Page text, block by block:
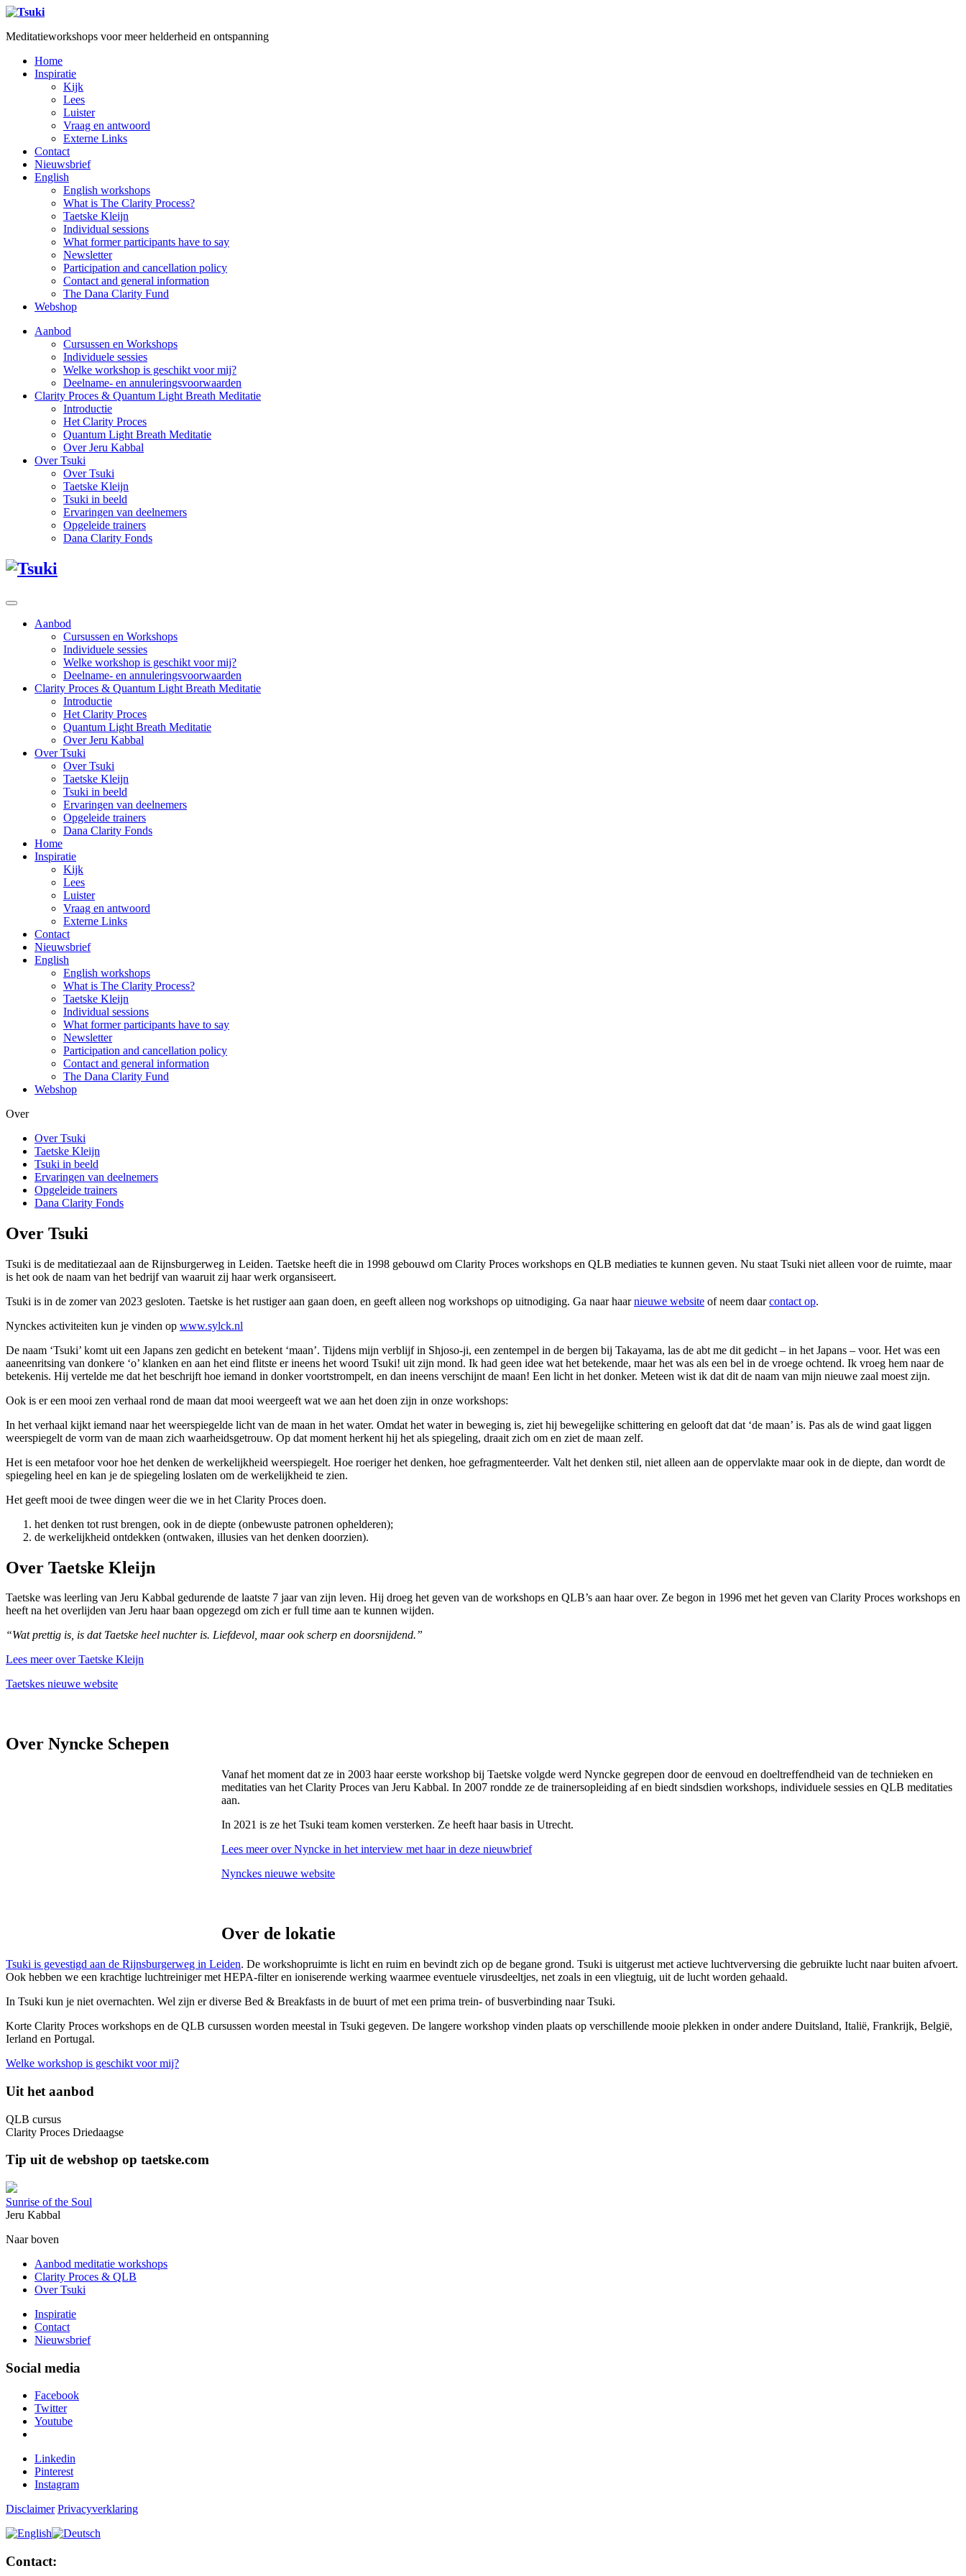
Meditatieworkshops voor meer helderheid en ontspanning
Home
Inspiratie
Kijk
Lees
Luister
Vraag en antwoord
Externe Links
Contact
Nieuwsbrief
English
English workshops
What is The Clarity Process?
Taetske Kleijn
Individual sessions
What former participants have to say
Newsletter
Participation and cancellation policy
Contact and general information
The Dana Clarity Fund
Webshop
Aanbod
Cursussen en Workshops
Individuele sessies
Welke workshop is geschikt voor mij?
Deelname- en annuleringsvoorwaarden
Clarity Proces & Quantum Light Breath Meditatie
Introductie
Het Clarity Proces
Quantum Light Breath Meditatie
Over Jeru Kabbal
Over Tsuki
Over Tsuki
Taetske Kleijn
Tsuki in beeld
Ervaringen van deelnemers
Opgeleide trainers
Dana Clarity Fonds
Aanbod
Cursussen en Workshops
Individuele sessies
Welke workshop is geschikt voor mij?
Deelname- en annuleringsvoorwaarden
Clarity Proces & Quantum Light Breath Meditatie
Introductie
Het Clarity Proces
Quantum Light Breath Meditatie
Over Jeru Kabbal
Over Tsuki
Over Tsuki
Taetske Kleijn
Tsuki in beeld
Ervaringen van deelnemers
Opgeleide trainers
Dana Clarity Fonds
Home
Inspiratie
Kijk
Lees
Luister
Vraag en antwoord
Externe Links
Contact
Nieuwsbrief
English
English workshops
What is The Clarity Process?
Taetske Kleijn
Individual sessions
What former participants have to say
Newsletter
Participation and cancellation policy
Contact and general information
The Dana Clarity Fund
Webshop
Over
Over Tsuki
Taetske Kleijn
Tsuki in beeld
Ervaringen van deelnemers
Opgeleide trainers
Dana Clarity Fonds
Over Tsuki
Tsuki is de meditatiezaal aan de Rijnsburgerweg in Leiden. Taetske heeft die in 1998 gebouwd om Clarity Proces workshops en QLB mediaties te kunnen geven. Nu staat Tsuki niet alleen voor de ruimte, maar
is het ook de naam van het bedrijf van waaruit zij haar werk organsiseert.
Tsuki is in de zomer van 2023 gesloten. Taetske is het rustiger aan gaan doen, en geeft alleen nog workshops op uitnodiging. Ga naar haarnieuwe website of neem daarcontact op.
Nynckes activiteiten kun je vinden op www.sylck.nl
De naam ‘Tsuki’ komt uit een Japans zen gedicht en betekent ‘maan’. Tijdens mijn verblijf in Shjoso-ji, een zentempel in de bergen bij Takayama, las de abt me dit gedicht – in het Japans – voor. Het was een
aaneenritsing van donkere ‘o’ klanken en aan het eind flitste er ineens het woord Tsuki! uit zijn mond. Ik had geen idee wat het betekende, maar het was als een bel in de vroege ochtend. Ik vroeg hem naar de
betekenis. Hij vertelde me dat het beschrijft hoe iemand in donker voortstrompelt, en dan ineens verschijnt de maan! Een licht in het donker. Meteen wist ik dat dit de naam van mijn nieuwe zaal moest zijn.
Ook is er een mooi zen verhaal rond de maan dat mooi weergeeft wat we aan het doen zijn in onze workshops:
In het verhaal kijkt iemand naar het weerspiegelde licht van de maan in het water. Omdat het water in beweging is, ziet hij bewegelijke schittering en gelooft dat dat ‘de maan’ is. Pas als de wind gaat liggen
weerspiegelt de vorm van de maan zich waarheidsgetrouw. Op dat moment herkent hij het als spiegeling, draait zich om en ziet de maan zelf.
Het is een metafoor voor hoe het denken de werkelijkheid weerspiegelt. Hoe roeriger het denken, hoe gefragmenteerder. Valt het denken stil, niet alleen aan de oppervlakte maar ook in de diepte, dan wordt de
spiegeling heel en kan je de spiegeling loslaten om de werkelijkheid te zien.
Het geeft mooi de twee dingen weer die we in het Clarity Proces doen.
het denken tot rust brengen, ook in de diepte (onbewuste patronen ophelderen);
de werkelijkheid ontdekken (ontwaken, illusies van het denken doorzien).
Over Taetske Kleijn
Taetske was leerling van Jeru Kabbal gedurende de laatste 7 jaar van zijn leven. Hij droeg het geven van de workshops en QLB’s aan haar over. Ze begon in 1996 met het geven van Clarity Proces workshops en
heeft na het overlijden van Jeru haar baan opgezegd om zich er full time aan te kunnen wijden.
“Wat prettig is, is dat Taetske heel nuchter is. Liefdevol, maar ook scherp en doorsnijdend.”
Lees meer over Taetske Kleijn
Taetskes nieuwe website
Over Nyncke Schepen
Vanaf het moment dat ze in 2003 haar eerste workshop bij Taetske volgde werd Nyncke gegrepen door de eenvoud en doeltreffendheid van de technieken en
meditaties van het Clarity Proces van Jeru Kabbal. In 2007 rondde ze de trainersopleiding af en biedt sindsdien workshops, individuele sessies en QLB meditaties
aan.
In 2021 is ze het Tsuki team komen versterken. Ze heeft haar basis in Utrecht.
Lees meer over Nyncke in het interview met haar in deze nieuwbrief
Nynckes nieuwe website
Over de lokatie
Tsuki is gevestigd aan de Rijnsburgerweg in Leiden. De workshopruimte is licht en ruim en bevindt zich op de begane grond. Tsuki is uitgerust met actieve luchtverversing die gebruikte lucht naar buiten afvoert.
Ook hebben we een krachtige luchtreiniger met HEPA-filter en ioniserende werking waarmee eventuele virusdeeltjes, net zoals in een vliegtuig, uit de lucht worden gehaald.
In Tsuki kun je niet overnachten. Wel zijn er diverse Bed & Breakfasts in de buurt of met een prima trein- of busverbinding naar Tsuki.
Korte Clarity Proces workshops en de QLB cursussen worden meestal in Tsuki gegeven. De langere workshop vinden plaats op verschillende mooie plekken in onder andere Duitsland, Italië, Frankrijk, België,
Ierland en Portugal.
Welke workshop is geschikt voor mij?
Uit het aanbod
QLB cursus
Clarity Proces Driedaagse
Tip uit de webshop op taetske.com
Sunrise of the Soul
Jeru Kabbal
Naar boven
Aanbod meditatie workshops
Clarity Proces & QLB
Over Tsuki
Inspiratie
Contact
Nieuwsbrief
Social media
Facebook
Twitter
Youtube
Linkedin
Pinterest
Instagram
Disclaimer Privacyverklaring
Contact: